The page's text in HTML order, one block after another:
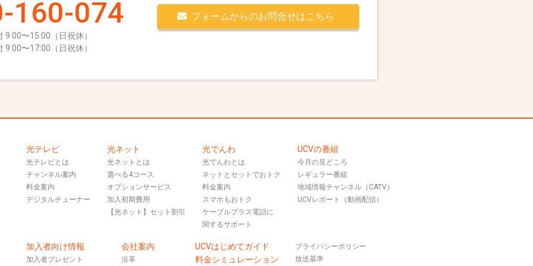
160-074
9:00〜15:00（日祝休）
9:00〜17:00（日祝休）
フォームからのお問合せはこちら
光テレビ
光テレビとは
チャンネル案内
料金案内
デジタルチューナー
光ネット
光ネットとは
選べる4コース
オプションサービス
加入初期費用
【光ネット】セット割引
光でんわ
光でんわとは
ネットとセットでおトク
料金案内
スマホもおトク
ケーブルプラス電話に
関するサポート
UCVの番組
今月の見どころ
レギュラー番組
地域情報チャンネル（CATV）
UCVレポート（動画配信）
加入者向け情報
加入者プレゼント
会社案内
沿革
UCVはじめてガイド
料金シミュレーション
プライバシーポリシー
放送基準